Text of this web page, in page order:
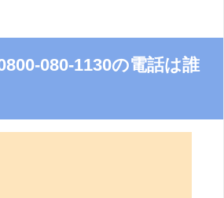
080-1130の電話は誰